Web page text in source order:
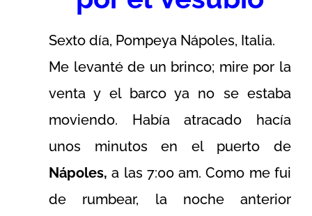
Sexto día, Pompeya Nápoles, Italia.
Me levanté de un brinco; mire por la
venta y el barco ya no se estaba
moviendo. Había atracado hacía
unos minutos en el puerto de
Nápoles, a las 7:00 am. Como me fui
de rumbear, la noche anterior